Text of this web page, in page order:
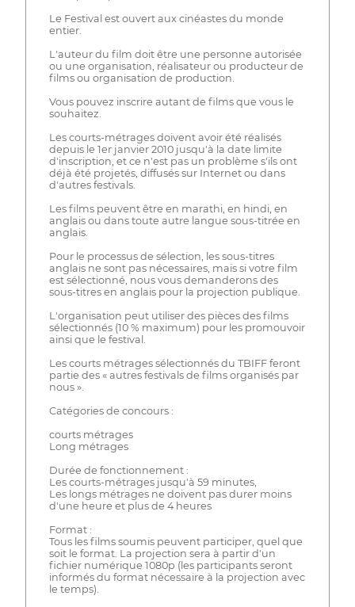
Le Festival est ouvert aux cinéastes du monde
entier.
L'auteur du film doit être une personne autorisée
ou une organisation, réalisateur ou producteur de
films ou organisation de production.
Vous pouvez inscrire autant de films que vous le
souhaitez.
Les courts-métrages doivent avoir été réalisés
depuis le 1er janvier 2010 jusqu'à la date limite
d'inscription, et ce n'est pas un problème s'ils ont
déjà été projetés, diffusés sur Internet ou dans
d'autres festivals.
Les films peuvent être en marathi, en hindi, en
anglais ou dans toute autre langue sous-titrée en
anglais.
Pour le processus de sélection, les sous-titres
anglais ne sont pas nécessaires, mais si votre film
est sélectionné, nous vous demanderons des
sous-titres en anglais pour la projection publique.
L'organisation peut utiliser des pièces des films
sélectionnés (10 % maximum) pour les promouvoir
ainsi que le festival.
Les courts métrages sélectionnés du TBIFF feront
partie des « autres festivals de films organisés par
nous ».
Catégories de concours :
courts métrages
Long métrages
Durée de fonctionnement :
Les courts-métrages jusqu'à 59 minutes,
Les longs métrages ne doivent pas durer moins
d'une heure et plus de 4 heures
Format :
Tous les films soumis peuvent participer, quel que
soit le format. La projection sera à partir d'un
fichier numérique 1080p (les participants seront
informés du format nécessaire à la projection avec
le temps).